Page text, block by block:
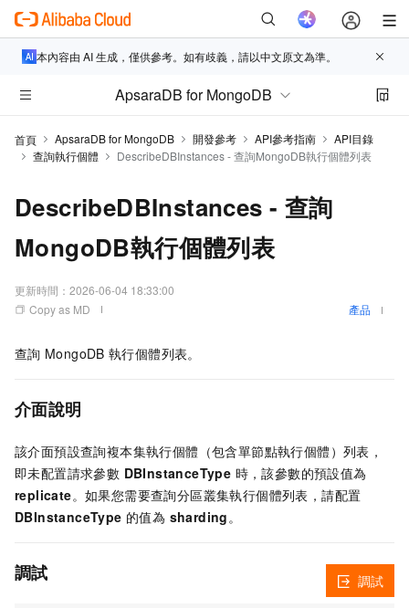
本內容由 AI 生成，僅供參考。如有歧義，請以中文原文為準。
ApsaraDB for MongoDB
首頁 ApsaraDB for MongoDB 開發參考 API參考指南
API目錄
查詢執行個體
DescribeDBInstances - 查詢MongoDB執行個體列表
DescribeDBInstances - 查詢
MongoDB執行個體列表
更新時間： 2026-06-04 18:33:00
Copy as MD
產品
查詢 MongoDB 執行個體列表。
介面說明
該介面預設查詢複本集執行個體（包含單節點執行個體）列表，
即未配置請求參數 DBInstanceType 時，該參數的預設值為
replicate。如果您需要查詢分區叢集執行個體列表，請配置
DBInstanceType 的值為 sharding。
調試 調試